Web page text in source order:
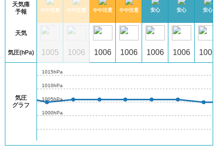
天気痛
予報
天気
気圧(hPa)
気圧
グラフ
安心
1007
やや注意
1005
やや注意
1006
やや注意
1006
やや注意
1006
安心
1006
安心
1006
安心
1005
1000hPa
1005hPa
1010hPa
1015hPa